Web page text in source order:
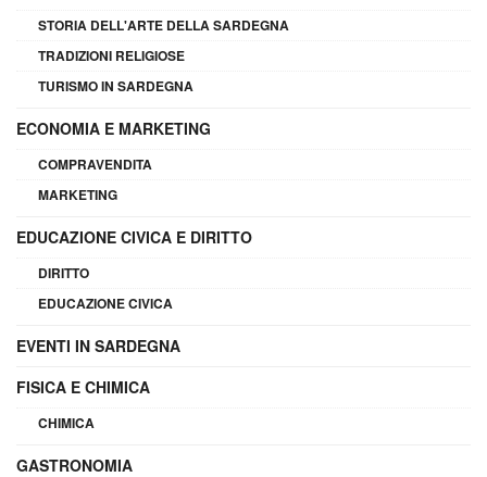
STORIA DELL'ARTE DELLA SARDEGNA
TRADIZIONI RELIGIOSE
TURISMO IN SARDEGNA
ECONOMIA E MARKETING
COMPRAVENDITA
MARKETING
EDUCAZIONE CIVICA E DIRITTO
DIRITTO
EDUCAZIONE CIVICA
EVENTI IN SARDEGNA
FISICA E CHIMICA
CHIMICA
GASTRONOMIA